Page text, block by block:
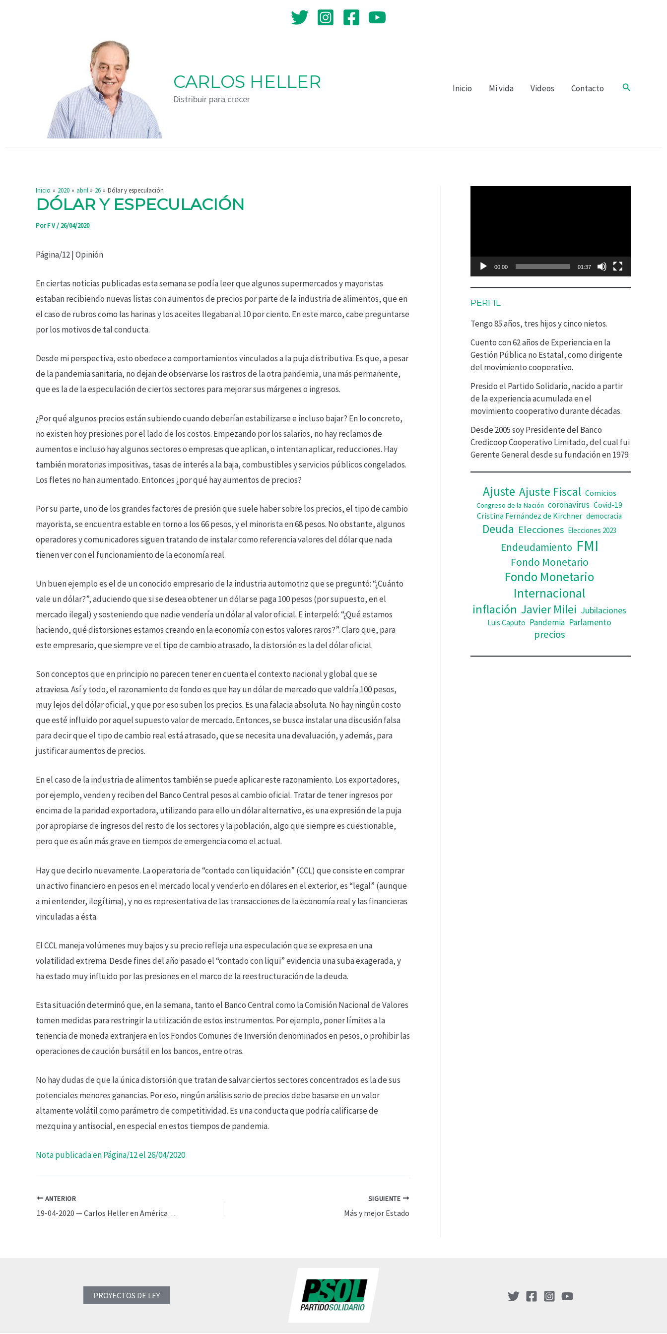
CARLOS HELLER
Distribuir para crecer
Inicio Mi vida Videos Contacto Buscar
Inicio 2020 abril 26 Dólar y especulación
DÓLAR Y ESPECULACIÓN
PorF V/ 26/04/2020
Página/12 | Opinión
En ciertas noticias publicadas esta semana se podía leer que algunos supermercados y mayoristas
estaban recibiendo nuevas listas con aumentos de precios por parte de la industria de alimentos, que en
el caso de rubros como las harinas y los aceites llegaban al 10 por ciento. En este marco, cabe preguntarse
por los motivos de tal conducta.
Desde mi perspectiva, esto obedece a comportamientos vinculados a la puja distributiva. Es que, a pesar
de la pandemia sanitaria, no dejan de observarse los rastros de la otra pandemia, una más permanente,
que es la de la especulación de ciertos sectores para mejorar sus márgenes o ingresos.
¿Por qué algunos precios están subiendo cuando deberían estabilizarse e incluso bajar? En lo concreto,
no existen hoy presiones por el lado de los costos. Empezando por los salarios, no hay reclamos de
aumentos e incluso hay algunos sectores o empresas que aplican, o intentan aplicar, reducciones. Hay
también moratorias impositivas, tasas de interés a la baja, combustibles y servicios públicos congelados.
Los fletes no han aumentado. Entonces ¿por qué hay aumentos de precios?
Por su parte, uno de los grandes factores de presión que suele haber sobre los precios, el tipo de cambio
mayorista, se encuentra estable en torno a los 66 pesos, y el minorista en 68 pesos. No obstante, algunos
operadores y comunicadores siguen tratando de instalar como referencia valores del dólar que nada
tienen ver con el funcionamiento de la economía real.
Un buen ejemplo es el de un conocido empresario de la industria automotriz que se preguntó: “¿Cuánto
vale un dólar?”, aduciendo que si se desea obtener un dólar se paga 100 pesos (por supuesto, en el
mercado ilegal) y sosteniendo que nadie vendería un dólar al valor oficial. E interpeló: “¿Qué estamos
haciendo, qué distorsiones estamos creando en la economía con estos valores raros?”. Claro que, para
este empresario, que siempre ve el tipo de cambio atrasado, la distorsión es la del dólar oficial.
Son conceptos que en principio no parecen tener en cuenta el contexto nacional y global que se
atraviesa. Así y todo, el razonamiento de fondo es que hay un dólar de mercado que valdría 100 pesos,
muy lejos del dólar oficial, y que por eso suben los precios. Es una falacia absoluta. No hay ningún costo
que esté influido por aquel supuesto valor de mercado. Entonces, se busca instalar una discusión falsa
para decir que el tipo de cambio real está atrasado, que se necesita una devaluación, y además, para
justificar aumentos de precios.
En el caso de la industria de alimentos también se puede aplicar este razonamiento. Los exportadores,
por ejemplo, venden y reciben del Banco Central pesos al cambio oficial. Tratar de tener ingresos por
encima de la paridad exportadora, utilizando para ello un dólar alternativo, es una expresión de la puja
por apropiarse de ingresos del resto de los sectores y la población, algo que siempre es cuestionable,
pero que es aún más grave en tiempos de emergencia como el actual.
Hay que decirlo nuevamente. La operatoria de “contado con liquidación” (CCL) que consiste en comprar
un activo financiero en pesos en el mercado local y venderlo en dólares en el exterior, es “legal” (aunque
a mi entender, ilegítima), y no es representativa de las transacciones de la economía real y las financieras
vinculadas a ésta.
El CCL maneja volúmenes muy bajos y su precio refleja una especulación que se expresa en una
volatilidad extrema. Desde fines del año pasado el “contado con liqui” evidencia una suba exagerada, y
ha estado muy influido por las presiones en el marco de la reestructuración de la deuda.
Esta situación determinó que, en la semana, tanto el Banco Central como la Comisión Nacional de Valores
tomen medidas para restringir la utilización de estos instrumentos. Por ejemplo, poner límites a la
tenencia de moneda extranjera en los Fondos Comunes de Inversión denominados en pesos, o prohibir las
operaciones de caución bursátil en los bancos, entre otras.
No hay dudas de que la única distorsión que tratan de salvar ciertos sectores concentrados es la de sus
potenciales menores ganancias. Por eso, ningún análisis serio de precios debe basarse en un valor
altamente volátil como parámetro de competitividad. Es una conducta que podría calificarse de
mezquina y antisocial, en especial en estos tiempos de pandemia.
Nota publicada en Página/12 el 26/04/2020
ANTERIOR
19-04-2020 — Carlos Heller en América TV — Living in América, con Alejandro Fantino y Débora Plager
SIGUIENTE
Más y mejor Estado
d
t
o
e
v
í
d
00:00 01:37
PERFIL
Tengo 85 años, tres hijos y cinco nietos.
Cuento con 62 años de Experiencia en la
Gestión Pública no Estatal, como dirigente
del movimiento cooperativo.
Presido el Partido Solidario, nacido a partir
de la experiencia acumulada en el
movimiento cooperativo durante décadas.
Desde 2005 soy Presidente del Banco
Credicoop Cooperativo Limitado, del cual fui
Gerente General desde su fundación en 1979.
Ajuste Ajuste Fiscal Comicios
Congreso de la Nación coronavirus Covid-19
Cristina Fernández de Kirchner democracia
Deuda Elecciones Elecciones 2023
Endeudamiento FMI
Fondo Monetario
Fondo Monetario
Internacional
inflación Javier Milei Jubilaciones
Luis Caputo Pandemia Parlamento
precios
PROYECTOS DE LEY